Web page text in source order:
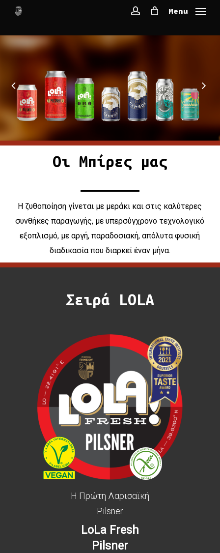
main
content
Menu
Οι Μπίρες μας
Η ζυθοποίηση γίνεται με μεράκι και στις καλύτερες
συνθήκες παραγωγής, με υπερσύγχρονο τεχνολογικό
εξοπλισμό, με αργή, παραδοσιακή, απόλυτα φυσική
διαδικασία που διαρκεί έναν μήνα.
Σειρά LOLA
Η Πρώτη Λαρισαϊκή
Pilsner
LoLa Fresh
Pilsner